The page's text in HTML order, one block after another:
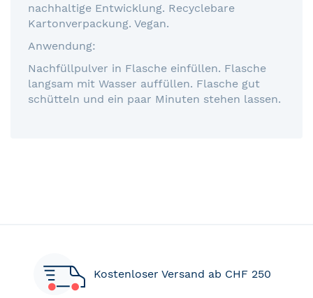
nachhaltige Entwicklung. Recyclebare
Kartonverpackung. Vegan.
Anwendung:
Nachfüllpulver in Flasche einfüllen. Flasche
langsam mit Wasser auffüllen. Flasche gut
schütteln und ein paar Minuten stehen lassen.
Kostenloser Versand ab CHF 250